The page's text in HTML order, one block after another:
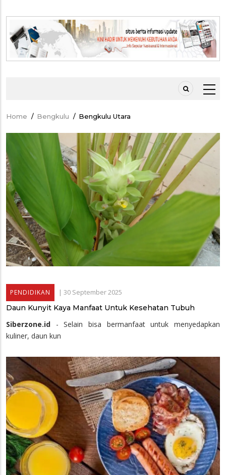
Breadcrumb
Home / Bengkulu / Bengkulu Utara
PENDIDIKAN | 30 September 2025
Daun Kunyit Kaya Manfaat Untuk Kesehatan Tubuh
Siberzone.id - Selain bisa bermanfaat untuk menyedapkan
kuliner, daun kun